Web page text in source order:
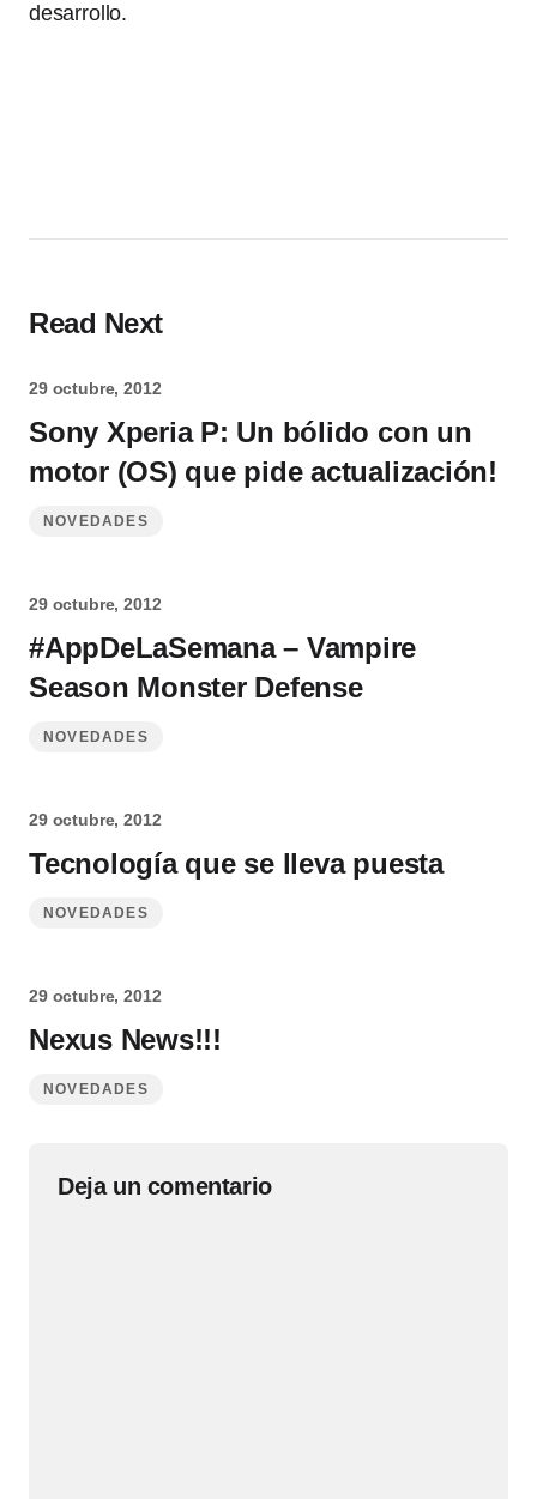
desarrollo.
Read Next
29 octubre, 2012
Sony Xperia P: Un bólido con un
motor (OS) que pide actualización!
NOVEDADES
29 octubre, 2012
#AppDeLaSemana – Vampire
Season Monster Defense
NOVEDADES
29 octubre, 2012
Tecnología que se lleva puesta
NOVEDADES
29 octubre, 2012
Nexus News!!!
NOVEDADES
Deja un comentario